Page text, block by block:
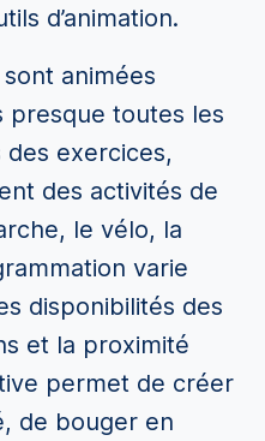
d’animation.
animées
presque toutes les
des exercices,
des activités de
le vélo, la
varie
disponibilités des
et la proximité
permet de créer
de bouger en